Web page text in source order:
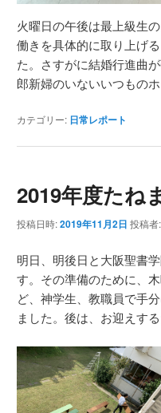
火曜日の午後は最上級生
働きを具体的に取り上げ
た。さすがに結婚行進曲
郎新婦のいないいつもの
カテゴリー: 日常レポート
2019年度たね
投稿日時:2019年11月2日 投稿者:
明日、明後日と大阪聖書
す。その準備のために、
ど、神学生、教職員で手
ました。後は、お迎えす